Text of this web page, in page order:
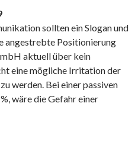
sollten ein Slogan und
angestrebte Positionierung
aktuell über kein
eine mögliche Irritation der
werden. Bei einer passiven
wäre die Gefahr einer